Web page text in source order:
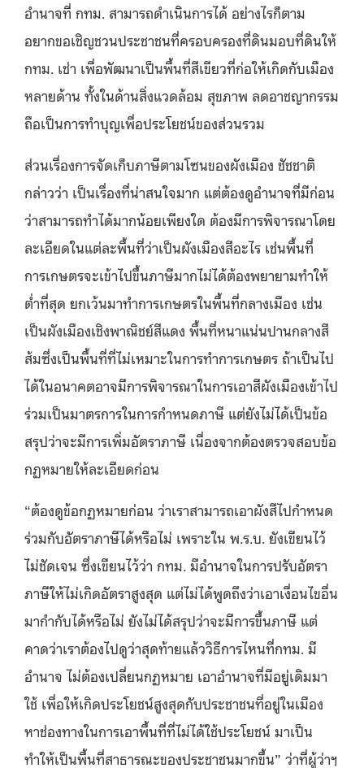
อำนาจที่ กทม. สามารถดำเนินการได้ อย่างไรก็ตาม
อยากขอเชิญชวนประชาชนที่ครอบครองที่ดินมอบที่ดินให้
กทม. เช่า เพื่อพัฒนาเป็นพื้นที่สีเขียวที่ก่อให้เกิดกับเมือง
หลายด้าน ทั้งในด้านสิ่งแวดล้อม สุขภาพ ลดอาชญากรรม
ถือเป็นการทำบุญเพื่อประโยชน์ของส่วนรวม
ส่วนเรื่องการจัดเก็บภาษีตามโซนของผังเมือง ชัชชาติ
กล่าวว่า เป็นเรื่องที่น่าสนใจมาก แต่ต้องดูอำนาจที่มีก่อน
ว่าสามารถทำได้มากน้อยเพียงใด ต้องมีการพิจารณาโดย
ละเอียดในแต่ละพื้นที่ว่าเป็นผังเมืองสีอะไร เช่นพื้นที่
การเกษตรจะเข้าไปขึ้นภาษีมากไม่ได้ต้องพยายามทำให้
ต่ำที่สุด ยกเว้นมาทำการเกษตรในพื้นที่กลางเมือง เช่น
เป็นผังเมืองเชิงพาณิชย์สีแดง พื้นที่หนาแน่นปานกลางสี
ส้มซึ่งเป็นพื้นที่ที่ไม่เหมาะในการทำการเกษตร ถ้าเป็นไป
ได้ในอนาคตอาจมีการพิจารณาในการเอาสีผังเมืองเข้าไป
ร่วมเป็นมาตรการในการกำหนดภาษี แต่ยังไม่ได้เป็นข้อ
สรุปว่าจะมีการเพิ่มอัตราภาษี เนื่องจากต้องตรวจสอบข้อ
กฏหมายให้ละเอียดก่อน
“ต้องดูข้อกฏหมายก่อน ว่าเราสามารถเอาผังสีไปกำหนด
ร่วมกับอัตราภาษีได้หรือไม่ เพราะใน พ.ร.บ. ยังเขียนไว้
ไม่ชัดเจน ซึ่งเขียนไว้ว่า กทม. มีอำนาจในการปรับอัตรา
ภาษีให้ไม่เกิดอัตราสูงสุด แต่ไม่ได้พูดถึงว่าเอาเงื่อนไขอื่น
มากำกับได้หรือไม่ ยังไม่ได้สรุปว่าจะมีการขึ้นภาษี แต่
คาดว่าเราต้องไปดูว่าสุดท้ายแล้ววิธีการไหนที่กทม. มี
อำนาจ ไม่ต้องเปลี่ยนกฏหมาย เอาอำนาจที่มีอยู่เดิมมา
ใช้ เพื่อให้เกิดประโยชน์สูงสุดกับประชาชนที่อยู่ในเมือง
หาช่องทางในการเอาพื้นที่ที่ไม่ได้ใช้ประโยชน์ มาเป็น
ทำให้เป็นพื้นที่สาธารณะของประชาชนมากขึ้น” ว่าที่ผู้ว่าฯ